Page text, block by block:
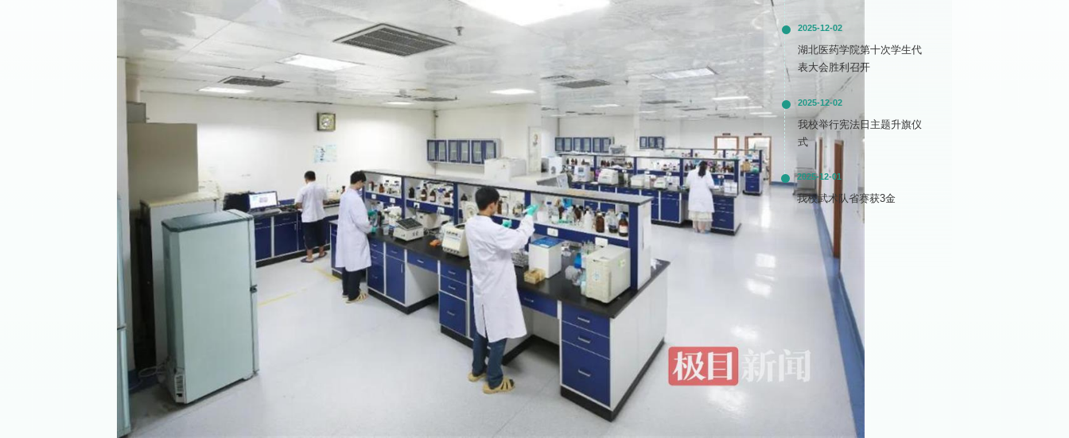
2025-12-02
湖北医药学院第十次学生代
表大会胜利召开
2025-12-02
我校举行宪法日主题升旗仪
式
2025-12-01
我校武术队省赛获3金